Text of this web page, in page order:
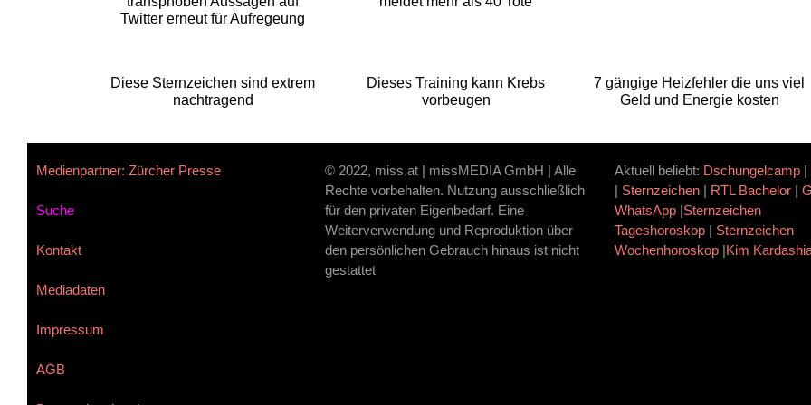
Twitter erneut für Aufregeung
Diese Sternzeichen sind extrem
nachtragend
Dieses Training kann Krebs
vorbeugen
7 gängige Heizfehler die uns viel
Geld und Energie kosten
Medienpartner: Zürcher Presse
Suche
Kontakt
Mediadaten
Impressum
AGB
© 2022, miss.at | missMEDIA GmbH | Alle
Rechte vorbehalten. Nutzung ausschließlich
für den privaten Eigenbedarf. Eine
Weiterverwendung und Reproduktion über
den persönlichen Gebrauch hinaus ist nicht
gestattet
Aktuell beliebt: Dschungelcamp|
| Sternzeichen| RTL Bachelor|
WhatsApp|Sternzeichen
Tageshoroskop| Sternzeichen
Wochenhoroskop|Kim